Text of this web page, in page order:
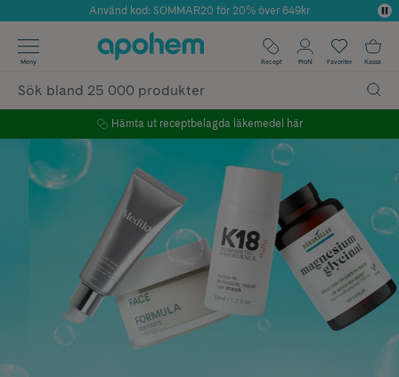
Årets Butik 2025 inom Skönhet
Använd kod: SOMMAR20 för 20% över 649kr
✓ Fri frakt
✓ Poäng på alla köp*
Meny Recept Profil Favoriter Kassa
Hämta ut receptbelagda läkemedel här